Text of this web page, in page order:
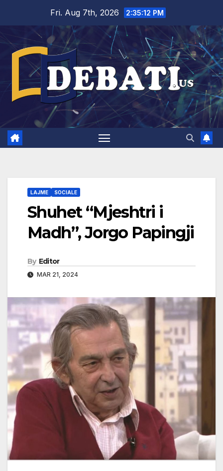
content
Fri. Aug 7th, 2026 2:35:13 PM
LAJME SOCIALE
Shuhet “Mjeshtri i
Madh”, Jorgo Papingji
By Editor
MAR 21, 2024